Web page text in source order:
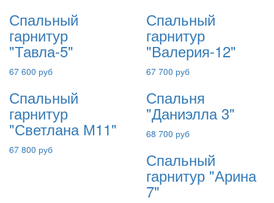
Спальный
гарнитур
"Тавла-5"
67 600 руб
Спальный
гарнитур
"Валерия-12"
67 700 руб
Спальный
гарнитур
"Светлана М11"
67 800 руб
Спальня
"Даниэлла 3"
68 700 руб
Спальный
гарнитур "Арина
7"